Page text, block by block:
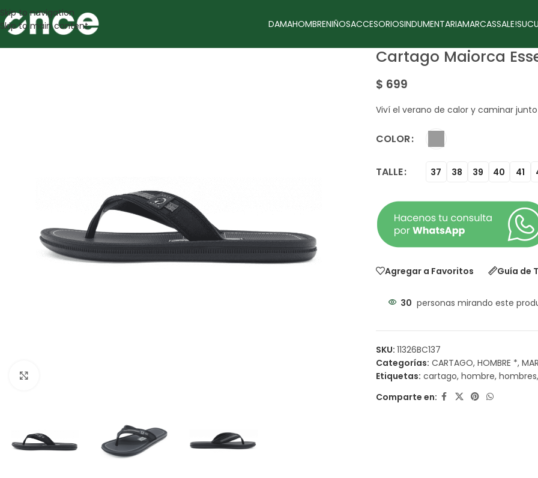
Skip to navigation
Skip to main content
DAMAHOMBRENIÑOSACCESORIOSINDUMENTARIAMARCASSALE!
Cartago Maiorca
$ 699
Viví el verano de calor y caminar
COLOR
TALLE 37 38 39 40 41
Agregar a Favoritos Guía de
30 personas mirando este
SKU: 11326BC137
Categorías: CARTAGO, HOMBRE *,
Etiquetas: cartago, hombre, hombres,
Comparte en: